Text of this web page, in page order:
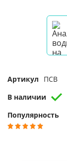
Артикул ПСВ
В наличии
Популярность